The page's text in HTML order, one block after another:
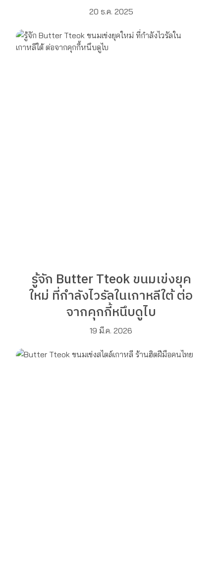
20 ธ.ค. 2025
รู้จัก Butter Tteok ขนมเข่งยุค
ใหม่ ที่กำลังไวรัลในเกาหลีใต้ ต่อ
จากคุกกี้หนึบดูไบ
19 มี.ค. 2026